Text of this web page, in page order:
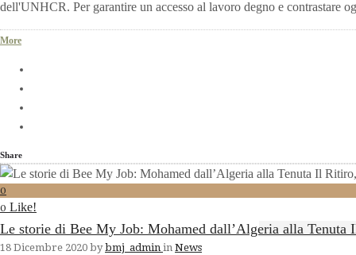
dell'UNHCR. Per garantire un accesso al lavoro degno e contrastare
More
Share
0
0 Like!
Le storie di Bee My Job: Mohamed dall’Algeria alla Tenuta
18 Dicembre 2020 by bmj_admin in News